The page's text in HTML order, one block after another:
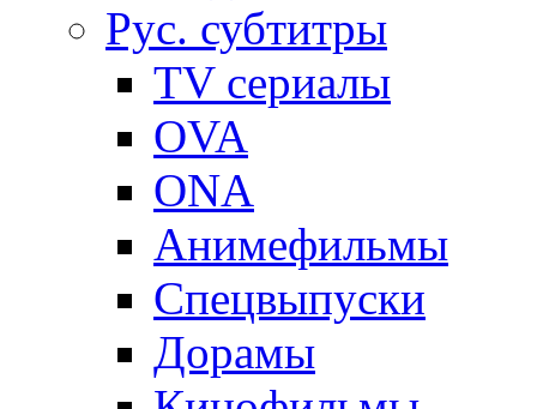
Рус. субтитры
TV сериалы
OVA
ONA
Анимефильмы
Спецвыпуски
Дорамы